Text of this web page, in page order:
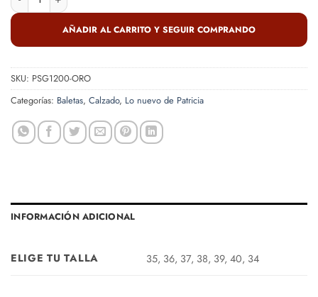
AÑADIR AL CARRITO Y SEGUIR COMPRANDO
SKU: PSG1200-ORO
Categorías: Baletas, Calzado, Lo nuevo de Patricia
INFORMACIÓN ADICIONAL
ELIGE TU TALLA 35, 36, 37, 38, 39, 40, 34